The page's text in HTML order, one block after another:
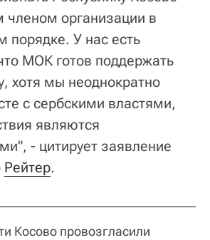
членом организации в
порядке. У нас есть
МОК готов поддержать
хотя мы неоднократно
с сербскими властями,
являются
- цитирует заявление
Рейтер.
Косово провозгласили